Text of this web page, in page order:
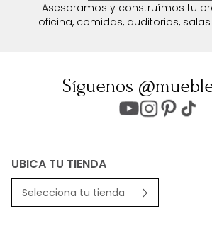
Asesoramos y construímos tu
oficina, comidas, auditorios,
Síguenos
UBICA TU TIENDA
Selecciona tu tienda